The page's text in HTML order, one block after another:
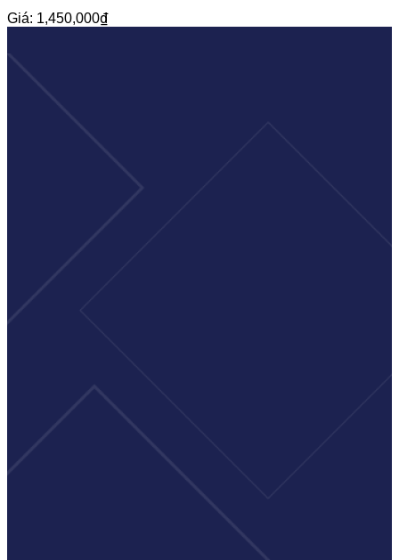
Giá: 1,450,000₫